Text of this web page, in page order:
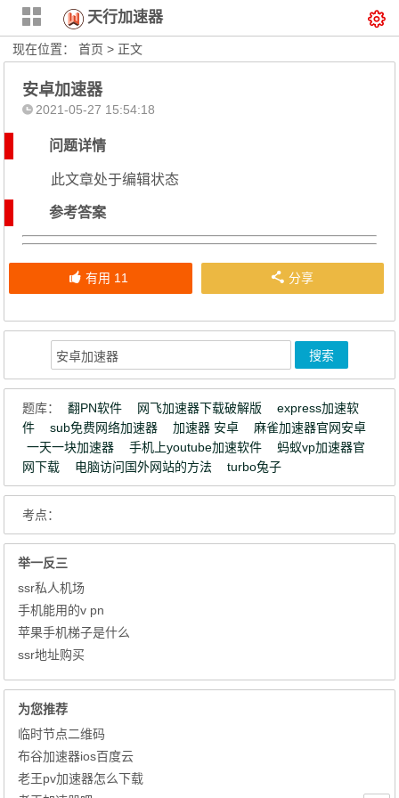
天行加速器
现在位置：首页 > 正文
安卓加速器
2021-05-27 15:54:18
问题详情
此文章处于编辑状态
参考答案
有用 11 分享
题库： 翻PN软件 网飞加速器下载破解版
express加速软
件
sub免费网络加速器 加速器 安卓
麻雀加速器官网安卓
一天一块加速器
手机上youtube加速软件
蚂蚁vp加速器官
网下载
电脑访问国外网站的方法 turbo兔子
考点：
举一反三
ssr私人机场
手机能用的v pn
苹果手机梯子是什么
ssr地址购买
为您推荐
临时节点二维码
布谷加速器ios百度云
老王pv加速器怎么下载